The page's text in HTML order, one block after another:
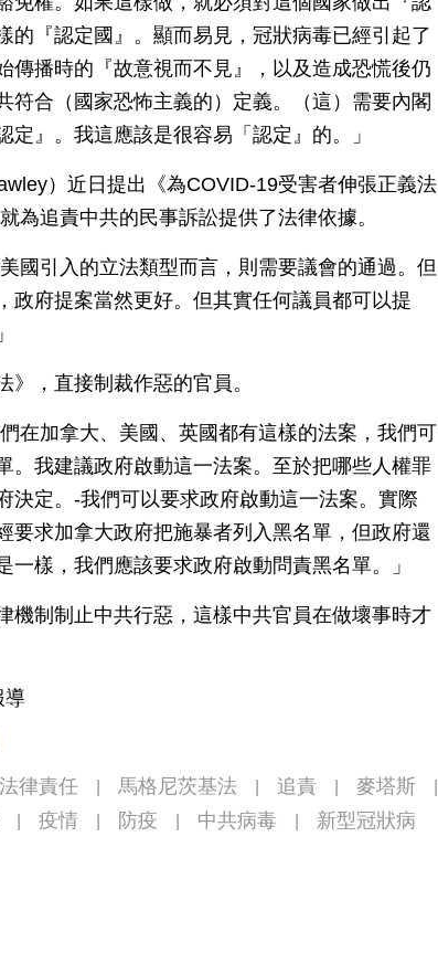
的『認定國』。顯而易見，冠狀病毒已經引起了
傳播時的『故意視而不見』，以及造成恐慌後仍
符合（國家恐怖主義的）定義。（這）需要內閣
』。我這應該是很容易「認定』的。」
）近日提出《為COVID-19受害者伸張正義法
為追責中共的民事訴訟提供了法律依據。
國引入的立法類型而言，則需要議會的通過。但
政府提案當然更好。但其實任何議員都可以提
，直接制裁作惡的官員。
在加拿大、美國、英國都有這樣的法案，我們可
。我建議政府啟動這一法案。至於把哪些人權罪
決定。-我們可以要求政府啟動這一法案。實際
要求加拿大政府把施暴者列入黑名單，但政府還
樣，我們應該要求政府啟動問責黑名單。」
機制制止中共行惡，這樣中共官員在做壞事時才
導
法律責任 馬格尼茨基法 追責 麥塔斯
疫情 防疫 中共病毒
新型冠狀病